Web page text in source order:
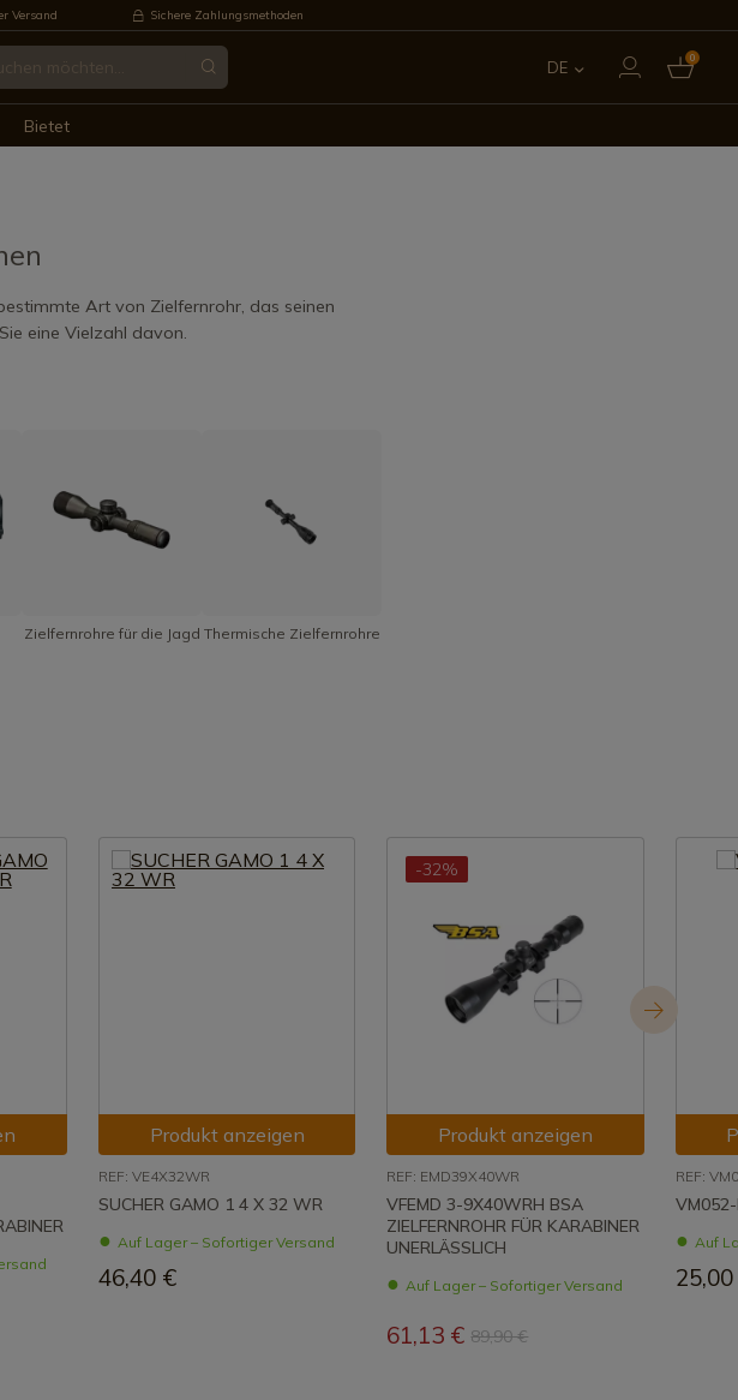
Versand Sichere Zahlungsmethoden
DE 0
Bietet
Art von Zielfernrohr, das seinen
eine Vielzahl davon.
Zielfernrohre für die Jagd Thermische Zielfernrohre
Produkt anzeigen
REF: VE4X32WR
SUCHER GAMO 1 4 X 32 WR
Auf Lager – Sofortiger Versand
46,40 €
-32%
Produkt anzeigen
REF: EMD39X40WR
VFEMD 3-9X40WRH BSA
ZIELFERNROHR FÜR KARABINER
UNERLÄSSLICH
Auf Lager – Sofortiger Versand
61,13 € 89,90 €
REF:
Auf